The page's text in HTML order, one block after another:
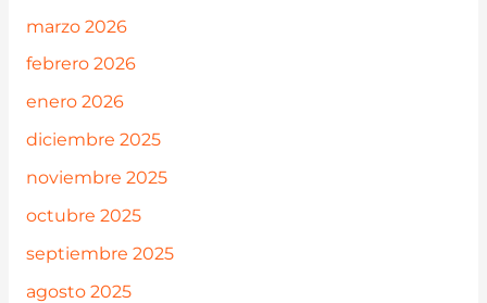
marzo 2026
febrero 2026
enero 2026
diciembre 2025
noviembre 2025
octubre 2025
septiembre 2025
agosto 2025